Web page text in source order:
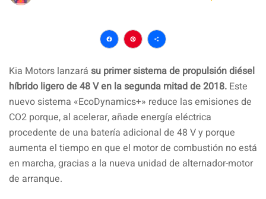
Facebook
Pinterest
Compartir
Kia Motors lanzará su primer sistema de propulsión diésel
híbrido ligero de 48 V en la segunda mitad de 2018. Este
nuevo sistema «EcoDynamics+» reduce las emisiones de
CO2 porque, al acelerar, añade energía eléctrica
procedente de una batería adicional de 48 V y porque
aumenta el tiempo en que el motor de combustión no está
en marcha, gracias a la nueva unidad de alternador-motor
de arranque.